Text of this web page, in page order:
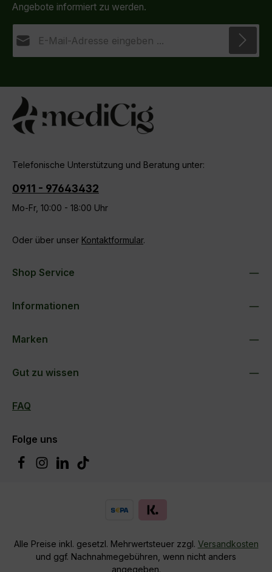
Angebote informiert zu werden.
Kenntnis genommen und die
mit ihnen einverstanden.
Pflichtfelder.
Telefonische Unterstützung und Beratung unter:
0911 - 97643432
Mo-Fr, 10:00 - 18:00 Uhr
Oder über unser Kontaktformular.
Shop Service
Informationen
Marken
Gut zu wissen
FAQ
Folge uns
Alle Preise inkl. gesetzl. Mehrwertsteuer zzgl. Versandkosten
und ggf. Nachnahmegebühren, wenn nicht anders
angegeben.